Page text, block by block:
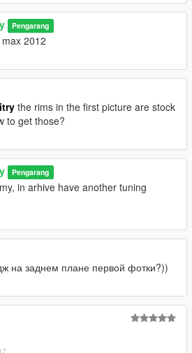
Pengarang
2012
the rims in the first picture are stock
to get those?
Pengarang
in arhive have another tuning
на заднем плане первой фотки?))